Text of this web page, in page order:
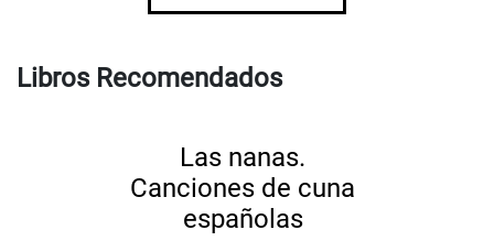
Libros Recomendados
Las nanas.
Canciones de cuna
españolas